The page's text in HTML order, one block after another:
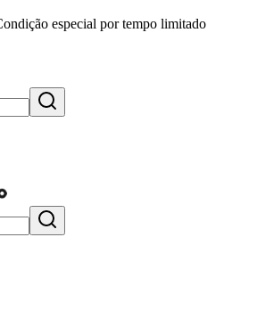
especial por tempo limitado